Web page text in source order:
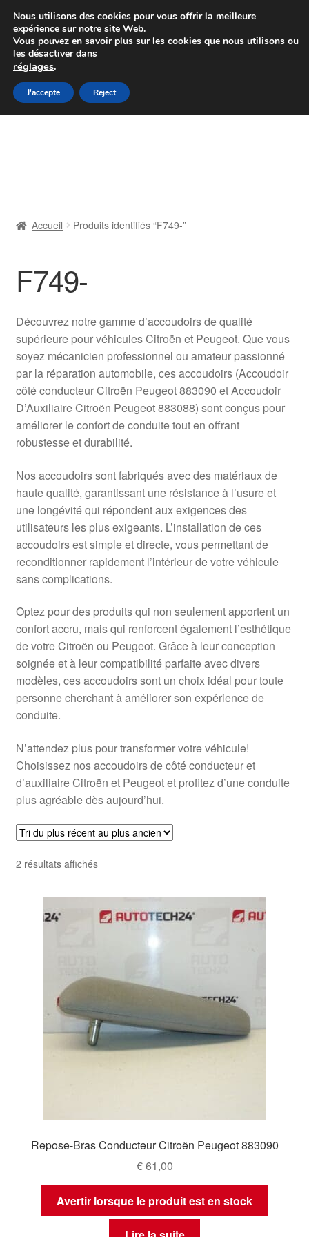
Colissimo livraison à partir de 7 EUR
Du lundi au vendredi de 9 h à 16 h
Aller
à
Aller
au
Livraison
Livraison internationale
Mon compte
Paiements
Panier
Politique de confidentialité
Procédure de Réclamation
Termes et conditions
Accueil Produits identifiés “F749-”
F749-
Découvrez notre gamme d’accoudoirs de qualité
supérieure pour véhicules Citroën et Peugeot. Que vous
soyez mécanicien professionnel ou amateur passionné
par la réparation automobile, ces accoudoirs (Accoudoir
côté conducteur Citroën Peugeot 883090 et Accoudoir
D’Auxiliaire Citroën Peugeot 883088) sont conçus pour
améliorer le confort de conduite tout en offrant
robustesse et durabilité.
Nos accoudoirs sont fabriqués avec des matériaux de
haute qualité, garantissant une résistance à l’usure et
une longévité qui répondent aux exigences des
utilisateurs les plus exigeants. L’installation de ces
accoudoirs est simple et directe, vous permettant de
reconditionner rapidement l’intérieur de votre véhicule
sans complications.
Optez pour des produits qui non seulement apportent un
confort accru, mais qui renforcent également l’esthétique
de votre Citroën ou Peugeot. Grâce à leur conception
soignée et à leur compatibilité parfaite avec divers
modèles, ces accoudoirs sont un choix idéal pour toute
personne cherchant à améliorer son expérience de
conduite.
N’attendez plus pour transformer votre véhicule!
Choisissez nos accoudoirs de côté conducteur et
d’auxiliaire Citroën et Peugeot et profitez d’une conduite
plus agréable dès aujourd’hui.
2 résultats affichésTrié
plus
récent
au
Repose-Bras Conducteur Citroën Peugeot 883090
€61,00
Avertir lorsque le produit est en stock
Nous utilisons des cookies pour vous offrir la meilleure
expérience sur notre site Web.
Vous pouvez en savoir plus sur les cookies que nous utilisons ou
les désactiver dans
réglages.
J'accepte Reject